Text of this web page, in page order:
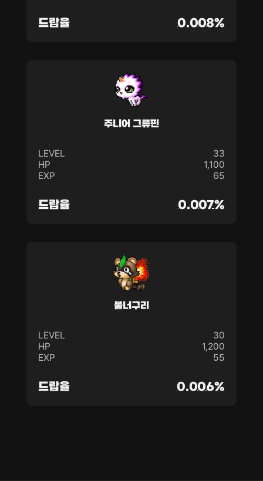
드랍율 0.008%
주니어 그류핀
LEVEL
33
HP
1,100
EXP
65
드랍율 0.007%
불너구리
LEVEL
30
HP
1,200
EXP
55
드랍율 0.006%